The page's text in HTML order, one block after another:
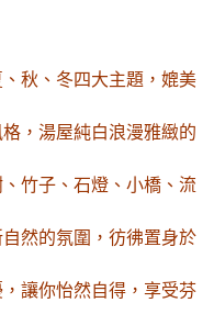
秋、冬四大主題，媲美
，湯屋純白浪漫雅緻的
竹子、石燈、小橋、流
然的氛圍，彷彿置身於
讓你怡然自得，享受芬